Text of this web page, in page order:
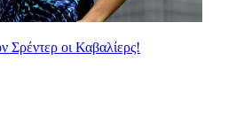
Σρέντερ οι Καβαλίερς!